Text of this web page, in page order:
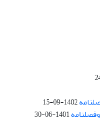
1402-09-15
1401-06-30